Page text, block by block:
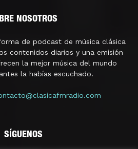
NOSOTROS
de podcast de música clásica
contenidos diarios y una emisión
la mejor música del mundo
la habías escuchado.
SÍGUENOS